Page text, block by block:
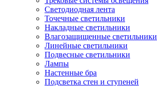
Светодиодная лента
Точечные светильники
Накладные светильники
Влагозащищенные светильники
Линейные светильники
Подвесные светильники
Лампы
Настенные бра
Подсветка стен и ступеней